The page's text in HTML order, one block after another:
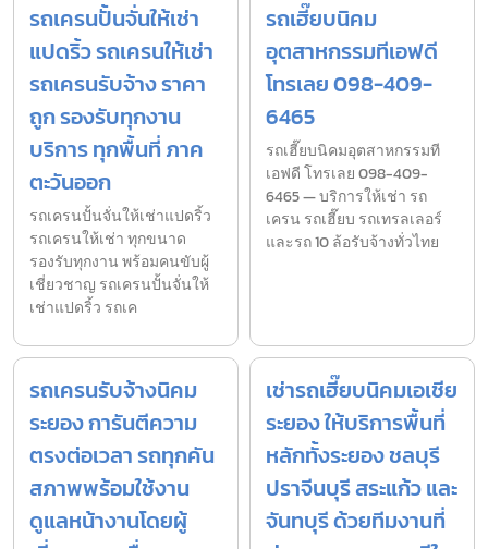
รถเครนปั้นจั่นให้เช่า
แปดริ้ว รถเครนให้เช่า
รถเครนรับจ้าง ราคา
ถูก รองรับทุกงาน
บริการ ทุกพื้นที่ ภาค
ตะวันออก
รถเครนปั้นจั่นให้เช่าแปดริ้ว
รถเครนให้เช่า ทุกขนาด
รองรับทุกงาน พร้อมคนขับผู้
เชี่ยวชาญ รถเครนปั้นจั่นให้
เช่าแปดริ้ว รถเค
รถเฮี๊ยบนิคม
อุตสาหกรรมทีเอฟดี
โทรเลย 098-409-
6465
รถเฮี๊ยบนิคมอุตสาหกรรมที
เอฟดี โทรเลย 098-409-
6465 — บริการให้เช่า รถ
เครน รถเฮี๊ยบ รถเทรลเลอร์
และรถ 10 ล้อรับจ้างทั่วไทย
รถเครนรับจ้างนิคม
ระยอง การันตีความ
ตรงต่อเวลา รถทุกคัน
สภาพพร้อมใช้งาน
ดูแลหน้างานโดยผู้
เช่ารถเฮี๊ยบนิคมเอเชีย
ระยอง ให้บริการพื้นที่
หลักทั้งระยอง ชลบุรี
ปราจีนบุรี สระแก้ว และ
จันทบุรี ด้วยทีมงานที่